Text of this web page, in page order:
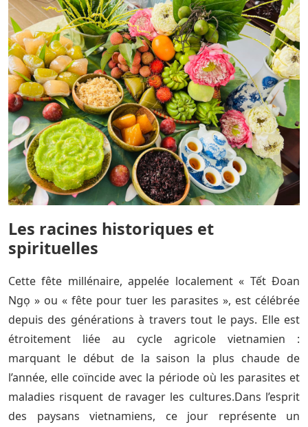
Les racines historiques et
spirituelles
Cette fête millénaire, appelée localement « Tết Đoan
Ngọ » ou « fête pour tuer les parasites », est célébrée
depuis des générations à travers tout le pays. Elle est
étroitement liée au cycle agricole vietnamien :
marquant le début de la saison la plus chaude de
l’année, elle coïncide avec la période où les parasites et
maladies risquent de ravager les cultures.Dans l’esprit
des paysans vietnamiens, ce jour représente un